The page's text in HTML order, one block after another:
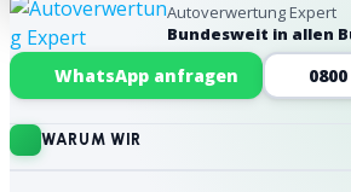
Website-Footer
Autoverwertung Expert
Bundesweit in allen
WhatsApp anfragen
WARUM WIR